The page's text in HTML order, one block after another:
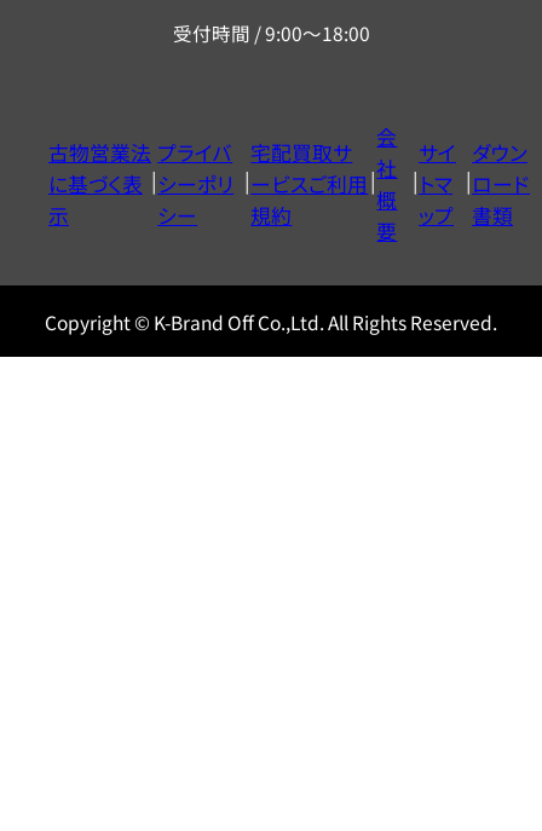
ー
ヤ
ル
0120604117
受付時間 / 9:00～18:00
古物営業法
に基づく表
示
プライバ
シーポリ
シー
宅配買取サ
ービスご利用
規約
会
社
概
要
サイ
トマ
ップ
ダウン
ロード
書類
Copyright © K-Brand Off Co.,Ltd. All Rights Reserved.